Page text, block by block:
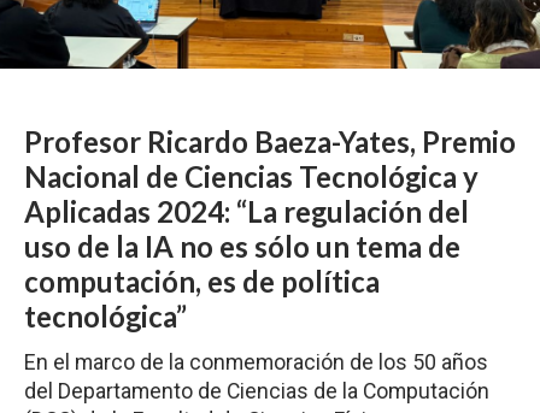
Profesor Ricardo Baeza-Yates, Premio
Nacional de Ciencias Tecnológica y
Aplicadas 2024: “La regulación del
uso de la IA no es sólo un tema de
computación, es de política
tecnológica”
En el marco de la conmemoración de los 50 años
del Departamento de Ciencias de la Computación